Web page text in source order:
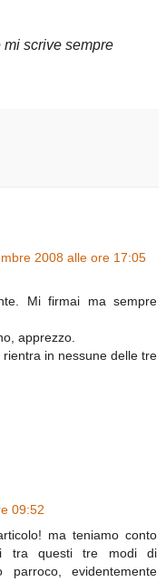
mi scrive sempre
2008 alle ore 17:05
Mi firmai ma sempre
apprezzo.
in nessune delle tre
09:52
ma teniamo conto
tra questi tre modi di
parroco, evidentemente